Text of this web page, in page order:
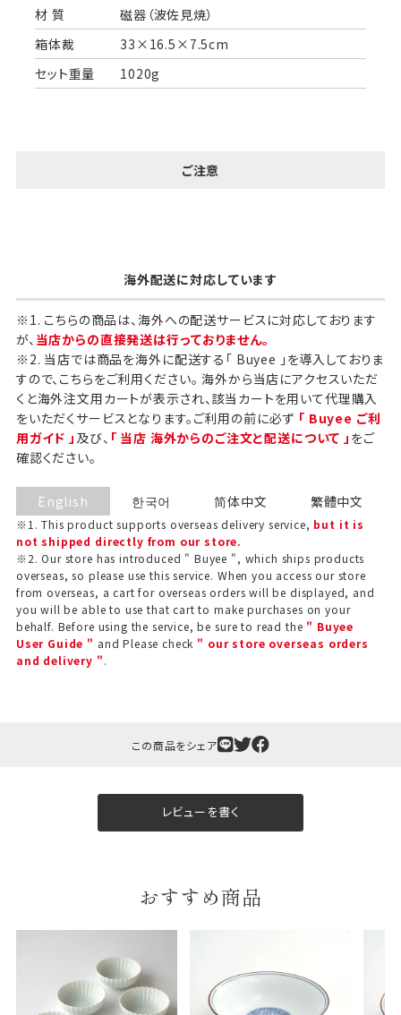
ギフト包装について
当店でギフト対応の商品をご購入いただきますと、熨
斗（のし）掛け・ギフト包装・手提げ袋を無料サービス
しております。
A.一般的なギフトに使用する包装紙です。
A
B
一般的なギフト包装
のし・包装体裁により、紐（ひも）掛けしない場合が
材 質
磁器（波佐見焼）
箱体裁
33×16.5×7.5cm
セット重量
1020g
ご注意
海外配送に対応しています
※1. こちらの商品は、海外への配送サービスに対応しております
が、 当店からの直接発送は行っておりません。
※2. 当店では商品を海外に配送する「 Buyee 」を導入しておりま
すので、こちらをご利用ください。 海外から当店にアクセスいただ
くと海外注文用カートが表示され、該当カートを用いて代理購入
をいただくサービスとなります。ご利用の前に必ず 「 Buyee ご利
用ガイド 」 及び、 「 当店 海外からのご注文と配送について 」 をご
確認ください。
English
※1. This product supports overseas delivery service, but it is
not shipped directly from our store.
※2. Our store has introduced " Buyee ", which ships products
overseas, so please use this service. When you access our store
from overseas, a cart for overseas orders will be displayed, and
you will be able to use that cart to make purchases on your
behalf. Before using the service, be sure to read the " Buyee
User Guide " and Please check " our store overseas orders
and delivery ".
한국어 简体中文 繁體中文
この商品をシェア
レビューを書く
おすすめ商品